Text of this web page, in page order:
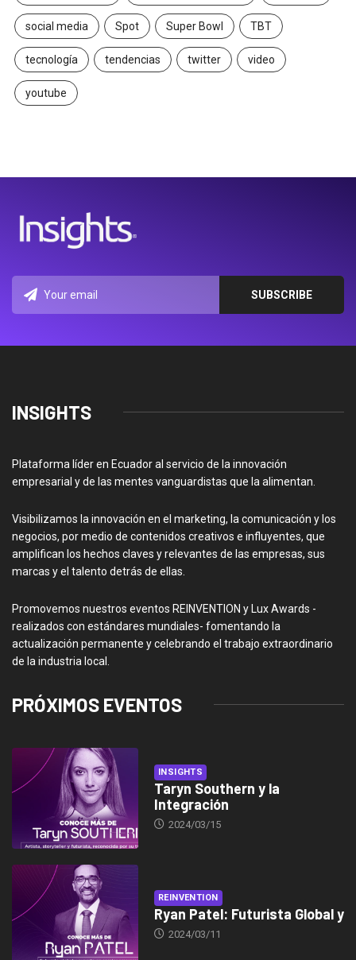
social media Spot Super Bowl TBT
tecnología tendencias twitter video
youtube
INSIGHTS
Plataforma líder en Ecuador al servicio de la innovación
empresarial y de las mentes vanguardistas que la alimentan.
Visibilizamos la innovación en el marketing, la comunicación y los
negocios, por medio de contenidos creativos e influyentes, que
amplifican los hechos claves y relevantes de las empresas, sus
marcas y el talento detrás de ellas.
Promovemos nuestros eventos REINVENTION y Lux Awards -
realizados con estándares mundiales- fomentando la
actualización permanente y celebrando el trabajo extraordinario
de la industria local.
PRÓXIMOS EVENTOS
INSIGHTS
Taryn Southern y la
Integración
2024/03/15
REINVENTION
Ryan Patel: Futurista Global y
2024/03/11